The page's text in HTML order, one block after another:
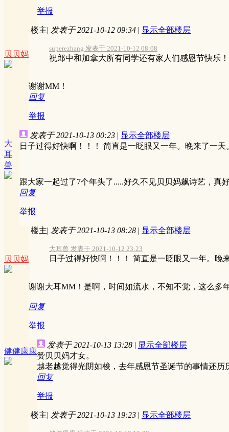
举报
贝贝妈
楼主| 发表于 2021-10-12 09:34 | 显示全部楼层
superezhang 发表于 2021-10-12 08:08
祝郎中和加拿大所有同学还有家人们感恩节快乐！
谢谢MM！
回复
举报
大
耳
兽
发表于 2021-10-13 00:23 | 显示全部楼层
日子过得好快啊！！！ 简直是一眨眼又一年。晚来了一
跟大家一起过了7个年头了.....好久不见贝贝妈飙诗艺，真
回复
举报
贝贝妈
楼主| 发表于 2021-10-13 08:28 | 显示全部楼层
大耳兽 发表于 2021-10-12 23:23
日子过得好快啊！！！ 简直是一眨眼又一年。晚
谢谢大耳MM！是啊，时间如流水，不知不觉，这么多
回复
举报
健健康康
发表于 2021-10-13 13:28 | 显示全部楼层
赞贝贝妈才女。
越老越觉得光阴如梭，去年感恩节圣诞节的事情还历
回复
举报
楼主| 发表于 2021-10-13 19:23 | 显示全部楼层